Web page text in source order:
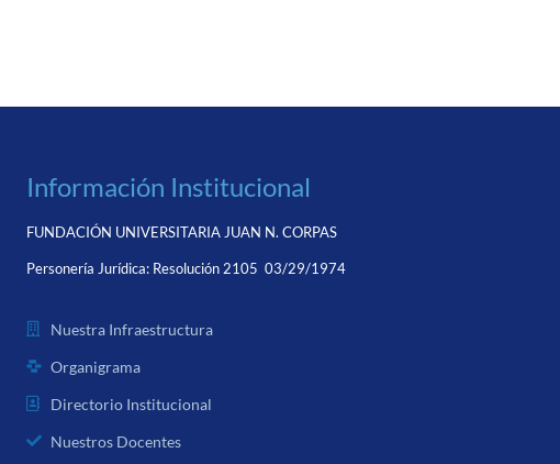
Información Institucional
FUNDACIÓN UNIVERSITARIA JUAN N. CORPAS
Personería Jurídica: Resolución 2105 03/29/1974
Nuestra Infraestructura
Organigrama
Directorio Institucional
Nuestros Docentes